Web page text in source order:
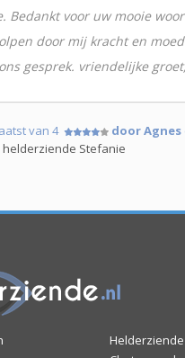
Bedankt voor uw mooie
door mij kracht en
gesprek. vriendelijke
van 4 door Agnes
helderziende Stefanie